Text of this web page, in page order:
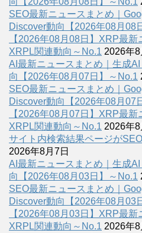
SEO最新ニュースまとめ｜
Discover動向【2026年08月08
【2026年08月08日】XRP最
XRPL関連動向～No.1 2026年8
AI最新ニュースまとめ｜生成
向【2026年08月07日】～No.1
SEO最新ニュースまとめ｜
Discover動向【2026年08月07
【2026年08月07日】XRP最
XRPL関連動向～No.1 2026年8
サイト内検索結果ページが
2026年8月7日
AI最新ニュースまとめ｜生成
向【2026年08月03日】～No.1
SEO最新ニュースまとめ｜
Discover動向【2026年08月03
【2026年08月03日】XRP最
XRPL関連動向～No.1 2026年8